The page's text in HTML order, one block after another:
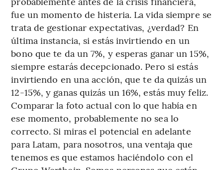
fue un momento de histeria. La vida siempre se
trata de gestionar expectativas, ¿verdad? En
última instancia, si estás invirtiendo en un
bono que te da un 7%, y esperas ganar un 15%,
siempre estarás decepcionado. Pero si estás
invirtiendo en una acción, que te da quizás un
12-15%, y ganas quizás un 16%, estás muy feliz.
Comparar la foto actual con lo que había en
ese momento, probablemente no sea lo
correcto. Si miras el potencial en adelante
para Latam, para nosotros, una ventaja que
tenemos es que estamos haciéndolo con el